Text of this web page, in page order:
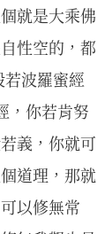
就是大乘佛
性空的，都
波羅蜜經
，你若肯努
義，你就可
道理，那就
以修無常